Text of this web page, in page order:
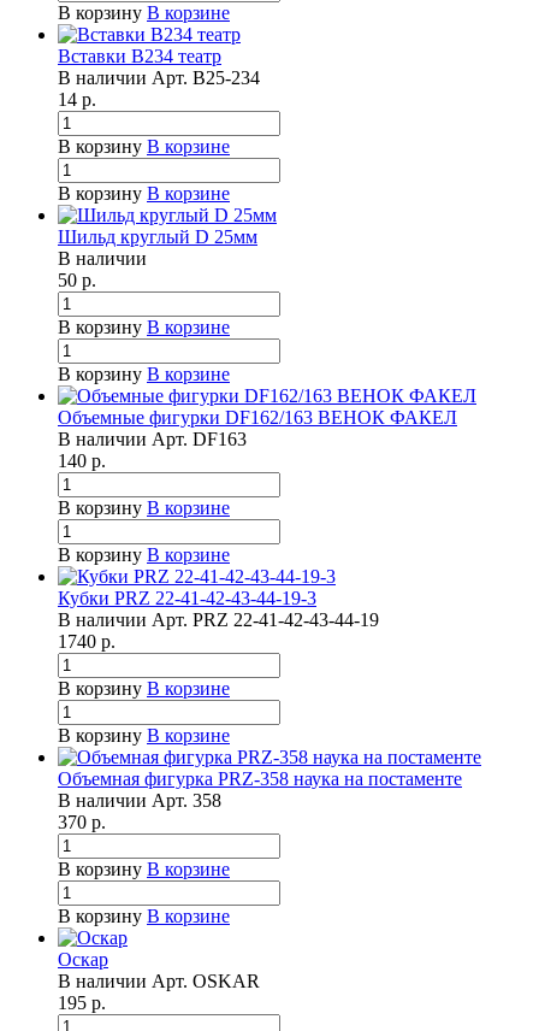
В корзину В корзине
Вставки B234 театр
В наличии Арт. B25-234
14 р.
В корзину В корзине
В корзину В корзине
Шильд круглый D 25мм
В наличии
50 р.
В корзину В корзине
В корзину В корзине
Объемные фигурки DF162/163 ВЕНОК ФАКЕЛ
В наличии Арт. DF163
140 р.
В корзину В корзине
В корзину В корзине
Кубки PRZ 22-41-42-43-44-19-3
В наличии Арт. PRZ 22-41-42-43-44-19
1740 р.
В корзину В корзине
В корзину В корзине
Объемная фигурка PRZ-358 наука на постаменте
В наличии Арт. 358
370 р.
В корзину В корзине
В корзину В корзине
Оскар
В наличии Арт. OSKAR
195 р.